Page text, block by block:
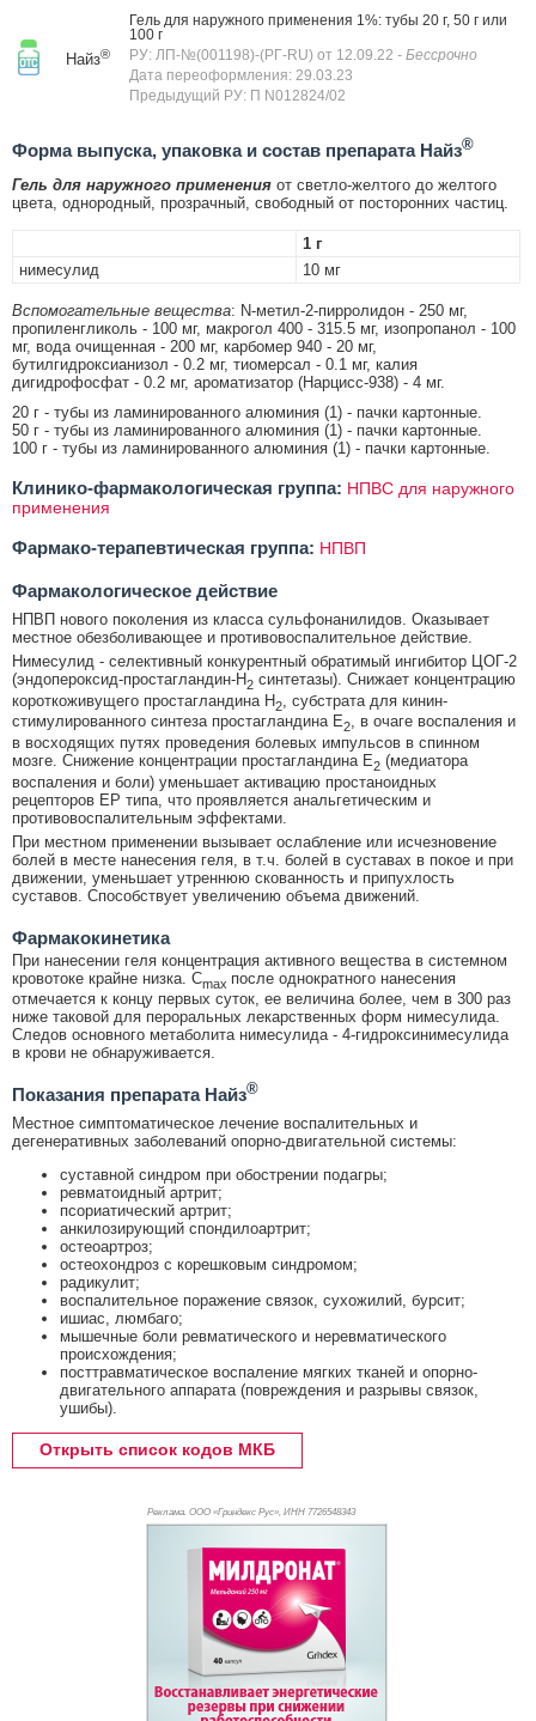
Найз®
Гель для наружного применения 1%: тубы 20 г, 50 г или
100 г
РУ: ЛП-№(001198)-(РГ-RU) от 12.09.22 - Бессрочно
Дата переоформления: 29.03.23
Предыдущий РУ: П N012824/02
Форма выпуска, упаковка и состав препарата Найз®
Гель для наружного применения от светло-желтого до желтого
цвета, однородный, прозрачный, свободный от посторонних частиц.
1 г
нимесулид
10 мг
Вспомогательные вещества: N-метил-2-пирролидон - 250 мг,
пропиленгликоль - 100 мг, макрогол 400 - 315.5 мг, изопропанол - 100
мг, вода очищенная - 200 мг, карбомер 940 - 20 мг,
бутилгидроксианизол - 0.2 мг, тиомерсал - 0.1 мг, калия
дигидрофосфат - 0.2 мг, ароматизатор (Нарцисс-938) - 4 мг.
20 г - тубы из ламинированного алюминия (1) - пачки картонные.
50 г - тубы из ламинированного алюминия (1) - пачки картонные.
100 г - тубы из ламинированного алюминия (1) - пачки картонные.
Клинико-фармакологическая группа: НПВС для наружного
применения
Фармако-терапевтическая группа: НПВП
Фармакологическое действие
НПВП нового поколения из класса сульфонанилидов. Оказывает
местное обезболивающее и противовоспалительное действие.
Нимесулид - селективный конкурентный обратимый ингибитор ЦОГ-2
(эндопероксид-простагландин-Н2 синтетазы). Снижает концентрацию
короткоживущего простагландина Н2
, субстрата для кинин-
стимулированного синтеза простагландина Е2, в очаге воспаления и
в восходящих путях проведения болевых импульсов в спинном
мозге. Снижение концентрации простагландина Е2 (медиатора
воспаления и боли) уменьшает активацию простаноидных
рецепторов ЕР типа, что проявляется анальгетическим и
противовоспалительным эффектами.
При местном применении вызывает ослабление или исчезновение
болей в месте нанесения геля, в т.ч. болей в суставах в покое и при
движении, уменьшает утреннюю скованность и припухлость
суставов. Способствует увеличению объема движений.
Фармакокинетика
При нанесении геля концентрация активного вещества в системном
кровотоке крайне низка. Cmax после однократного нанесения
отмечается к концу первых суток, ее величина более, чем в 300 раз
ниже таковой для пероральных лекарственных форм нимесулида.
Следов основного метаболита нимесулида - 4-гидроксинимесулида
в крови не обнаруживается.
Показания препарата Найз®
Местное симптоматическое лечение воспалительных и
дегенеративных заболеваний опорно-двигательной системы:
суставной синдром при обострении подагры;
ревматоидный артрит;
псориатический артрит;
анкилозирующий спондилоартрит;
остеоартроз;
остеохондроз с корешковым синдромом;
радикулит;
воспалительное поражение связок, сухожилий, бурсит;
ишиас, люмбаго;
мышечные боли ревматического и неревматического
происхождения;
посттравматическое воспаление мягких тканей и опорно-
двигательного аппарата (повреждения и разрывы связок,
ушибы).
Открыть список кодов МКБ
Реклама. ООО «Гриндекс Рус», ИНН 7726548343